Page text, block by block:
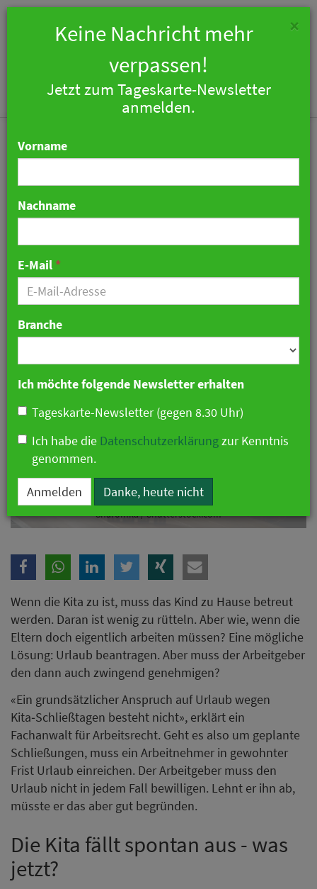
Kita-Schließtag: Muss der
Arbeitgeber Urlaub
gewähren?
Kita-Schließtag: Muss der Arbeitgeber Urlaub gewähren? Foto:
Sharomka / Shutterstock.com
Wenn die Kita zu ist, muss das Kind zu Hause betreut
werden. Daran ist wenig zu rütteln. Aber wie, wenn die
Eltern doch eigentlich arbeiten müssen? Eine mögliche
Lösung: Urlaub beantragen. Aber muss der Arbeitgeber
den dann auch zwingend genehmigen?
«Ein grundsätzlicher Anspruch auf Urlaub wegen
Kita‑Schließtagen besteht nicht», erklärt ein
Fachanwalt für Arbeitsrecht. Geht es also um geplante
Schließungen, muss ein Arbeitnehmer in gewohnter
Frist Urlaub einreichen. Der Arbeitgeber muss den
Urlaub nicht in jedem Fall bewilligen. Lehnt er ihn ab,
müsste er das aber gut begründen.
Die Kita fällt spontan aus - was
jetzt?
×
Keine Nachricht mehr
verpassen!
Jetzt zum Tageskarte-Newsletter
anmelden.
Vorname
Nachname
E-Mail *
Branche
Ich möchte folgende Newsletter erhalten
Tageskarte-Newsletter (gegen 8.30 Uhr)
Ich habe die Datenschutzerklärungzur Kenntnis
genommen.
Anmelden Danke, heute nicht